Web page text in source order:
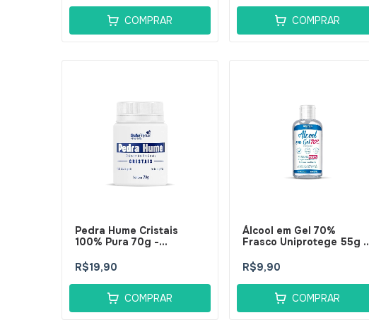
Gel Higienizante
COMPRAR COMPRAR
Pedra Hume Cristais
100% Pura 70g -
R$19,90
COMPRAR
Álcool em Gel 70%
Frasco Uniprotege 55g -
R$9,90
COMPRAR